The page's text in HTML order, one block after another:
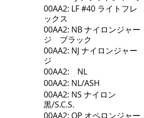
00AA2: LF #40 ライトフレ
ックス
00AA2: NB ナイロンジャー
ジ ブラック
00AA2: NJ ナイロンジャー
ジ
00AA2: NL
00AA2: NL/ASH
00AA2: NS ナイロン
黒/S.C.S.
00AA2: OP オペロンジャー